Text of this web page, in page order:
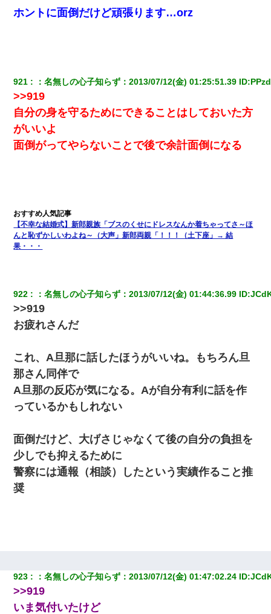
ホントに面倒だけど頑張ります…orz
921 ：名無しの心子知らず ：2013/07/12(金) 01:25:51.39 ID:
>>919
自分の身を守るためにできることはしておいた方
がいいよ
面倒がってやらないことで後で余計面倒になる
【不幸な結婚式】新郎親族「ブスのくせにドレスなんか着ちゃってさ～ほ
んと恥ずかしいわよね～（大声」新郎両親「！！！（土下座」→ 結
果・・・
922 ：名無しの心子知らず ：2013/07/12(金) 01:44:36.99 ID:
>>919
お疲れさんだ
これ、A旦那に話したほうがいいね。もちろん旦
那さん同伴で
A旦那の反応が気になる。Aが自分有利に話を作
っているかもしれない
面倒だけど、大げさじゃなくて後の自分の負担を
少しでも抑えるために
警察には通報（相談）したという実績作ること推
奨
923 ：名無しの心子知らず ：2013/07/12(金) 01:47:02.24 ID:
>>919
いま気付いたけど